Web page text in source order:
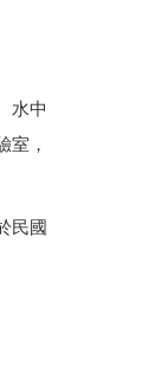
水中
室，
民國